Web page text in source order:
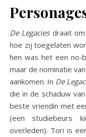
De Legacies draait
hoe zij toegelaten
hen was het een no-
maar de nominatie
aankomen. In De
die in de schaduw
beste vriendin met
(een studiebeurs
overleden). Tori is